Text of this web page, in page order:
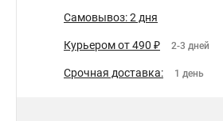
Самовывоз: 2 дня
Курьером от 490 ₽ 2-3 дней
Срочная доставка: 1 день